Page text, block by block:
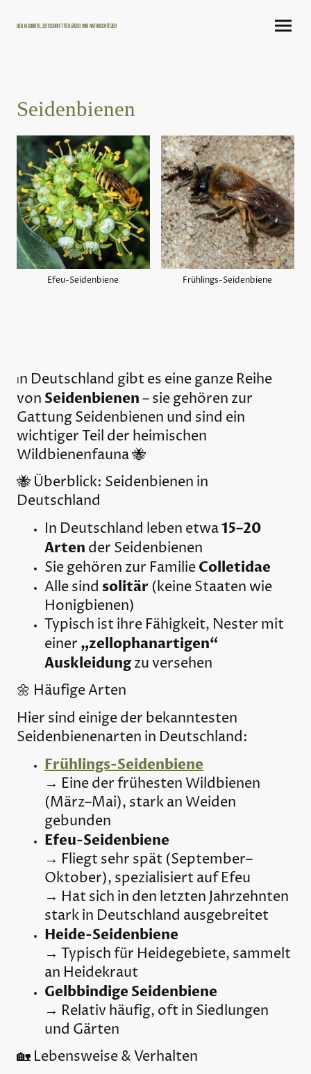
Der Jagdbote, Zeitschrift für Jäger und Naturschützer
Seidenbienen
Efeu-Seidenbiene Frühlings-Seidenbiene
In Deutschland gibt es eine ganze Reihe
von Seidenbienen– sie gehören zur
GattungSeidenbienen und sind ein
wichtiger Teil der heimischen
Wildbienenfauna 🐝
🐝 Überblick: Seidenbienen in
Deutschland
In Deutschland leben etwa15–20
Arten der Seidenbienen
Sie gehören zur FamilieColletidae
Alle sind solitär (keine Staaten wie
Honigbienen)
Typisch ist ihre Fähigkeit, Nester mit
einer „zellophanartigen“
Auskleidungzu versehen
🌼 Häufige Arten
Hier sind einige der bekanntesten
Seidenbienenarten in Deutschland:
Frühlings-Seidenbiene
→ Eine der frühesten Wildbienen
(März–Mai), stark an Weiden
gebunden
Efeu-Seidenbiene
→ Fliegt sehr spät (September–
Oktober), spezialisiert auf Efeu
→ Hat sich in den letzten Jahrzehnten
stark in Deutschland ausgebreitet
Heide-Seidenbiene
→ Typisch für Heidegebiete, sammelt
an Heidekraut
Gelbbindige Seidenbiene
→ Relativ häufig, oft in Siedlungen
und Gärten
🏡 Lebensweise & Verhalten